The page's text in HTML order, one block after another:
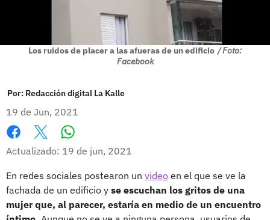
Los ruidos de placer a las afueras de un edificio / Foto:
Facebook
Por: Redacción digital La Kalle
19 de Jun, 2021
Facebook
X
Actualizado: 19 de jun, 2021
En redes sociales postearon un video en el que se ve la
fachada de un edificio y se escuchan los gritos de una
mujer que, al parecer, estaría en medio de un encuentro